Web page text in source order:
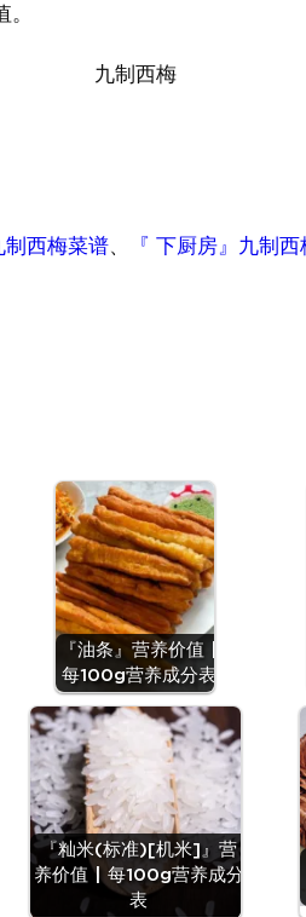
九制西梅
制西梅菜谱、 『 下厨房』九制
『油条』营养价值 |
每100g营养成分表
『籼米(标准)[机米]』营
养价值 | 每100g营养成分
表